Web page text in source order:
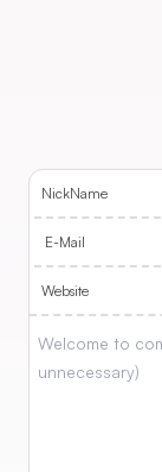
NickName
E-Mail
Website